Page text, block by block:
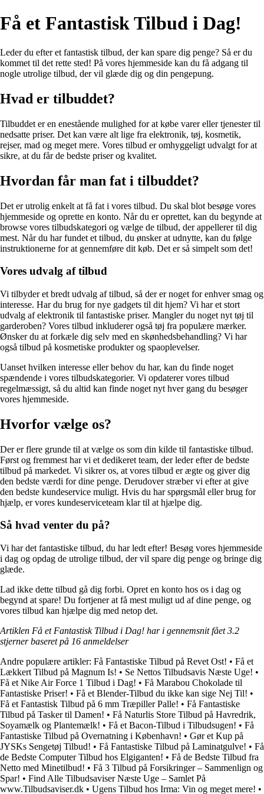
Få et Fantastisk Tilbud i Dag!
Leder du efter et fantastisk tilbud, der kan spare dig penge? Så er du
kommet til det rette sted! På vores hjemmeside kan du få adgang til
nogle utrolige tilbud, der vil glæde dig og din pengepung.
Hvad er tilbuddet?
Tilbuddet er en enestående mulighed for at købe varer eller tjenester til
nedsatte priser. Det kan være alt lige fra elektronik, tøj, kosmetik,
rejser, mad og meget mere. Vores tilbud er omhyggeligt udvalgt for at
sikre, at du får de bedste priser og kvalitet.
Hvordan får man fat i tilbuddet?
Det er utrolig enkelt at få fat i vores tilbud. Du skal blot besøge vores
hjemmeside og oprette en konto. Når du er oprettet, kan du begynde at
browse vores tilbudskategori og vælge de tilbud, der appellerer til dig
mest. Når du har fundet et tilbud, du ønsker at udnytte, kan du følge
instruktionerne for at gennemføre dit køb. Det er så simpelt som det!
Vores udvalg af tilbud
Vi tilbyder et bredt udvalg af tilbud, så der er noget for enhver smag og
interesse. Har du brug for nye gadgets til dit hjem? Vi har et stort
udvalg af elektronik til fantastiske priser. Mangler du noget nyt tøj til
garderoben? Vores tilbud inkluderer også tøj fra populære mærker.
Ønsker du at forkæle dig selv med en skønhedsbehandling? Vi har
også tilbud på kosmetiske produkter og spaoplevelser.
Uanset hvilken interesse eller behov du har, kan du finde noget
spændende i vores tilbudskategorier. Vi opdaterer vores tilbud
regelmæssigt, så du altid kan finde noget nyt hver gang du besøger
vores hjemmeside.
Hvorfor vælge os?
Der er flere grunde til at vælge os som din kilde til fantastiske tilbud.
Først og fremmest har vi et dedikeret team, der leder efter de bedste
tilbud på markedet. Vi sikrer os, at vores tilbud er ægte og giver dig
den bedste værdi for dine penge. Derudover stræber vi efter at give
den bedste kundeservice muligt. Hvis du har spørgsmål eller brug for
hjælp, er vores kundeserviceteam klar til at hjælpe dig.
Så hvad venter du på?
Vi har det fantastiske tilbud, du har ledt efter! Besøg vores hjemmeside
i dag og opdag de utrolige tilbud, der vil spare dig penge og bringe dig
glæde.
Lad ikke dette tilbud gå dig forbi. Opret en konto hos os i dag og
begynd at spare! Du fortjener at få mest muligt ud af dine penge, og
vores tilbud kan hjælpe dig med netop det.
Artiklen Få et Fantastisk Tilbud i Dag! har i gennemsnit fået3.2
stjerner baseret på 16 anmeldelser
Andre populære artikler: Få Fantastiske Tilbud på Revet Ost! • Få et
Lækkert Tilbud på Magnum Is! • Se Nettos Tilbudsavis Næste Uge! •
Få et Nike Air Force 1 Tilbud i Dag! • Få Marabou Chokolade til
Fantastiske Priser! • Få et Blender-Tilbud du ikke kan sige Nej Til! •
Få et Fantastisk Tilbud på 6 mm Træpiller Palle! • Få Fantastiske
Tilbud på Tasker til Damen! • Få Naturlis Store Tilbud på Havredrik,
Soyamælk og Plantemælk! • Få et Bacon-Tilbud i Tilbudsugen! • Få
Fantastiske Tilbud på Overnatning i København! • Gør et Kup på
JYSKs Sengetøj Tilbud! • Få Fantastiske Tilbud på Laminatgulve! • Få
de Bedste Computer Tilbud hos Elgiganten! • Få de Bedste Tilbud fra
Netto med Minetilbud! • Få 3 Tilbud på Forsikringer – Sammenlign og
Spar! • Find Alle Tilbudsaviser Næste Uge – Samlet På
www.Tilbudsaviser.dk • Ugens Tilbud hos Irma: Vin og meget mere! •